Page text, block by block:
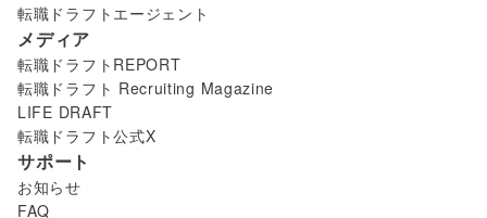
転職ドラフトエージェント
メディア
転職ドラフトREPORT
転職ドラフト Recruiting Magazine
LIFE DRAFT
転職ドラフト公式X
サポート
お知らせ
FAQ